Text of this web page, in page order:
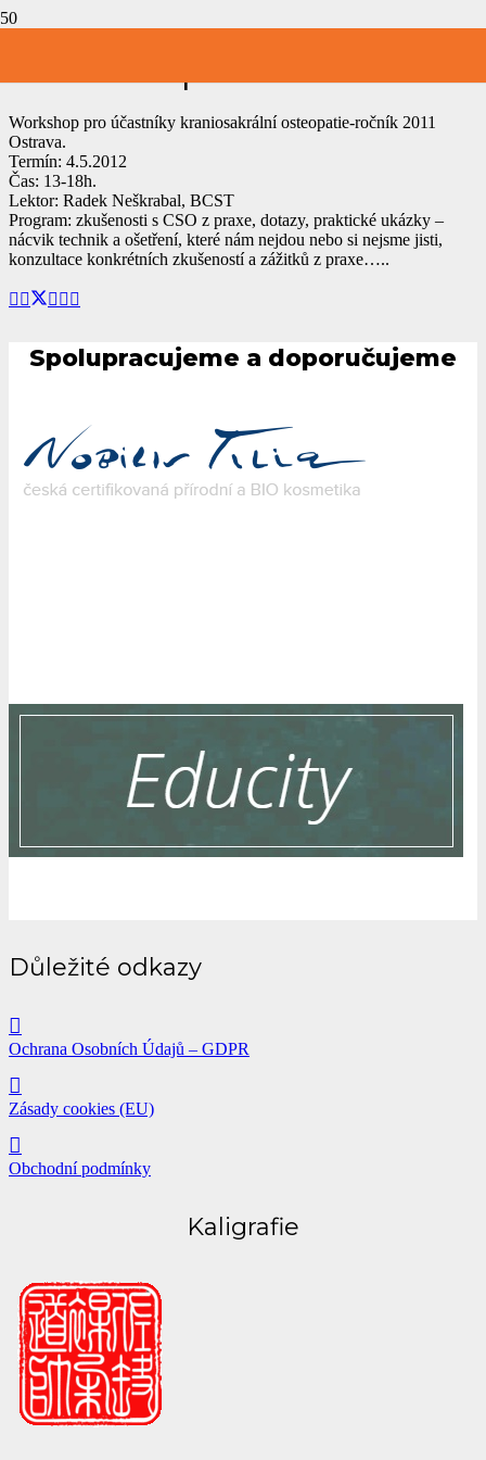
Workshop pro účastníky kraniosakrální osteopatie-ročník 2011
Ostrava.
Termín: 4.5.2012
Čas: 13-18h.
Lektor: Radek Neškrabal, BCST
Program: zkušenosti s CSO z praxe, dotazy, praktické ukázky –
nácvik technik a ošetření, které nám nejdou nebo si nejsme jisti,
konzultace konkrétních zkušeností a zážitků z praxe…..
Spolupracujeme a doporučujeme
Důležité odkazy
Ochrana Osobních Údajů – GDPR
Zásady cookies (EU)
Obchodní podmínky
Kaligrafie